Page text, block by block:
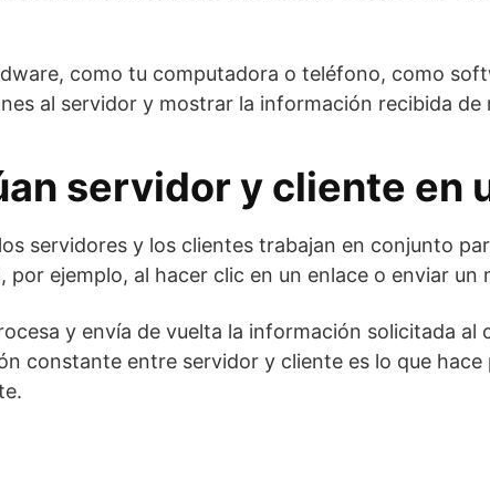
como tu computadora o teléfono, como
al servidor y mostrar la información recibida de
servidor y cliente en
servidores y los clientes trabajan en conjunto
por ejemplo, al hacer clic en un enlace o enviar
y envía de vuelta la información solicitada
constante entre servidor y cliente es lo que